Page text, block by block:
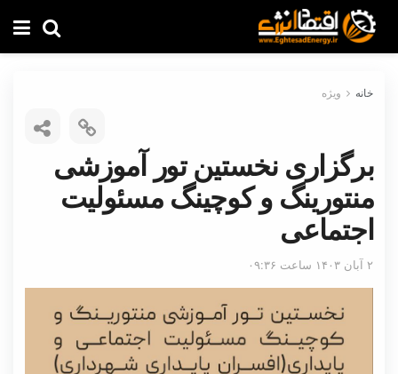
خانه ویژه
برگزاری نخستین تور آموزشی
منتورینگ و کوچینگ مسئولیت
اجتماعی
۲ آبان ۱۴۰۳ ساعت ۰۹:۳۶